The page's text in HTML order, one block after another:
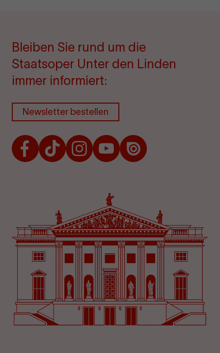
Bleiben Sie rund um die
Staatsoper Unter den Linden
immer informiert:
Newsletter bestellen
FacebookTikTokInstagramYoutubeIssuu